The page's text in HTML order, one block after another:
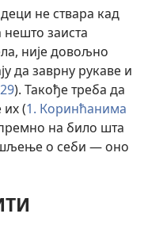
не ствара кад
заиста
није довољно
да заврну рукаве и
). Такође треба да
(1. Коринћанима
на било шта
о себи — оно